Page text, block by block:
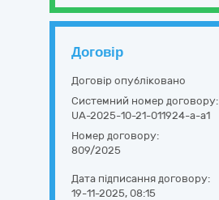
Договір
Договір опубліковано
Системний номер договору:
UA-2025-10-21-011924-a-a1
Номер договору:
809/2025
Дата підписання договору:
19-11-2025, 08:15